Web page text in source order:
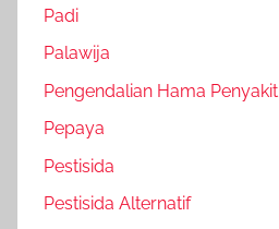
Padi
Palawija
Pengendalian Hama Penyakit
Pepaya
Pestisida
Pestisida Alternatif